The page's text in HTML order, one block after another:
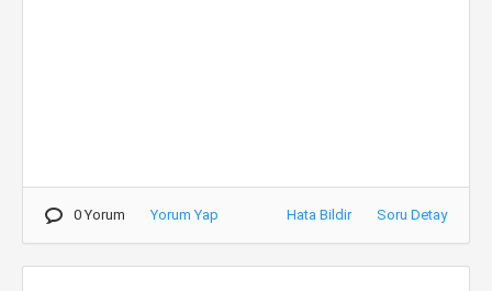
0 Yorum Yorum Yap Hata Bildir Soru Detay